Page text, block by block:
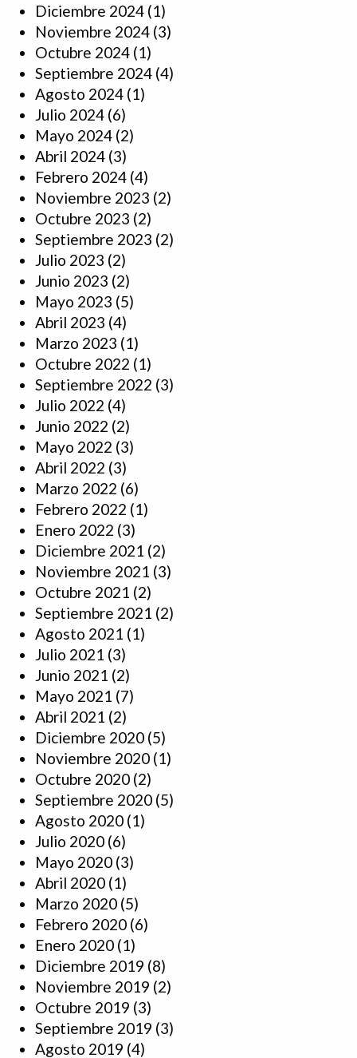
Diciembre 2024 (1)
Noviembre 2024 (3)
Octubre 2024 (1)
Septiembre 2024 (4)
Agosto 2024 (1)
Julio 2024 (6)
Mayo 2024 (2)
Abril 2024 (3)
Febrero 2024 (4)
Noviembre 2023 (2)
Octubre 2023 (2)
Septiembre 2023 (2)
Julio 2023 (2)
Junio 2023 (2)
Mayo 2023 (5)
Abril 2023 (4)
Marzo 2023 (1)
Octubre 2022 (1)
Septiembre 2022 (3)
Julio 2022 (4)
Junio 2022 (2)
Mayo 2022 (3)
Abril 2022 (3)
Marzo 2022 (6)
Febrero 2022 (1)
Enero 2022 (3)
Diciembre 2021 (2)
Noviembre 2021 (3)
Octubre 2021 (2)
Septiembre 2021 (2)
Agosto 2021 (1)
Julio 2021 (3)
Junio 2021 (2)
Mayo 2021 (7)
Abril 2021 (2)
Diciembre 2020 (5)
Noviembre 2020 (1)
Octubre 2020 (2)
Septiembre 2020 (5)
Agosto 2020 (1)
Julio 2020 (6)
Mayo 2020 (3)
Abril 2020 (1)
Marzo 2020 (5)
Febrero 2020 (6)
Enero 2020 (1)
Diciembre 2019 (8)
Noviembre 2019 (2)
Octubre 2019 (3)
Septiembre 2019 (3)
Agosto 2019 (4)